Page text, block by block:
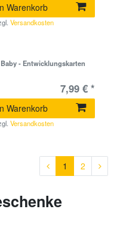
Warenkorb
Versandkosten
- Entwicklungskarten
7,99 € *
Warenkorb
Versandkosten
1 2